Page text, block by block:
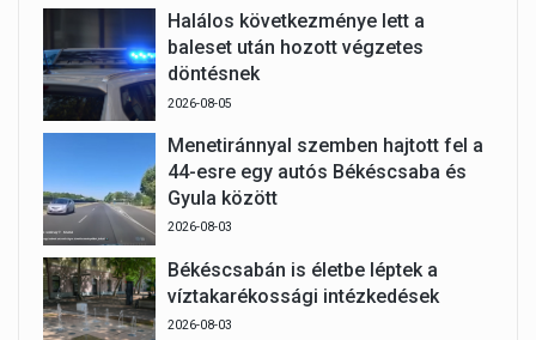
Halálos következménye lett a
baleset után hozott végzetes
döntésnek
2026-08-05
Menetiránnyal szemben hajtott fel a
44-esre egy autós Békéscsaba és
Gyula között
2026-08-03
Békéscsabán is életbe léptek a
víztakarékossági intézkedések
2026-08-03